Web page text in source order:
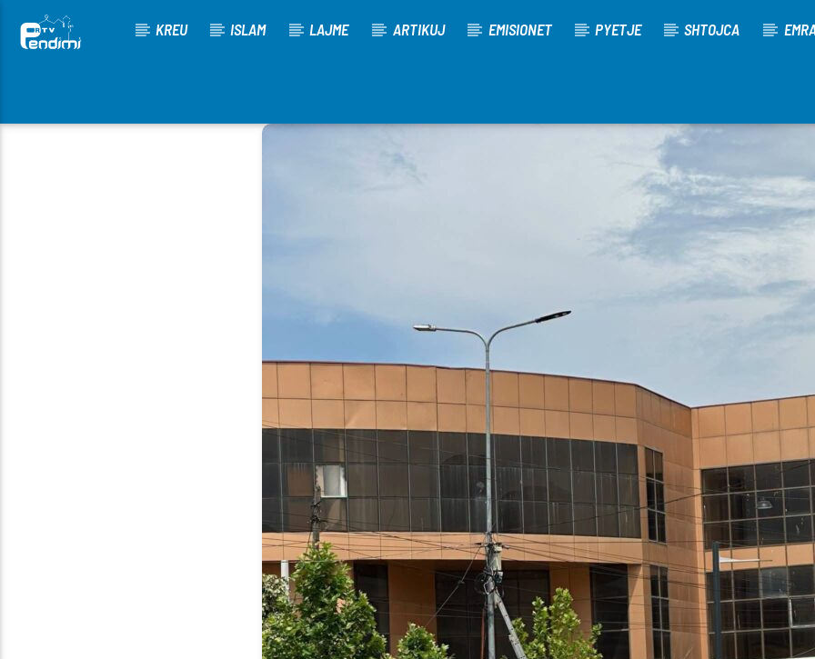
KREU ISLAM LAJME ARTIKUJ EMISIONET PYETJE SHTOJCA
[There are no radio stations in the database]